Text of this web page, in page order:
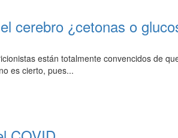
cerebro ¿cetonas o
están totalmente convencidos de
es cierto, pues...